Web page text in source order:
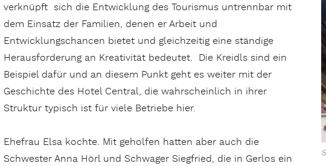
verknüpft sich die Entwicklung des Tourismus untrennbar mit
dem Einsatz der Familien, denen er Arbeit und
Entwicklungschancen bietet und gleichzeitig eine ständige
Herausforderung an Kreativität bedeutet. Die Kreidls sind ein
Beispiel dafür und an diesem Punkt geht es weiter mit der
Geschichte des Hotel Central, die wahrscheinlich in ihrer
Struktur typisch ist für viele Betriebe hier.
Ehefrau Elsa kochte. Mit geholfen hatten aber auch die
Schwester Anna Hörl und Schwager Siegfried, die in Gerlos ein